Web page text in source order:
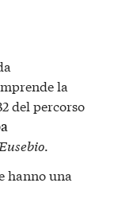
la
del percorso
.
hanno una